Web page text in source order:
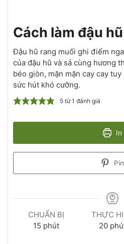
Cách làm đậu
Đậu hũ rang muối ghi điểm
của đậu hũ và sả cùng hương
béo giòn, mặn mặn cay cay
sức hút khó cưỡng.
5từ 1 đánh giá
In
Pin
CHUẨN BỊ
15 phút
THỰC
20